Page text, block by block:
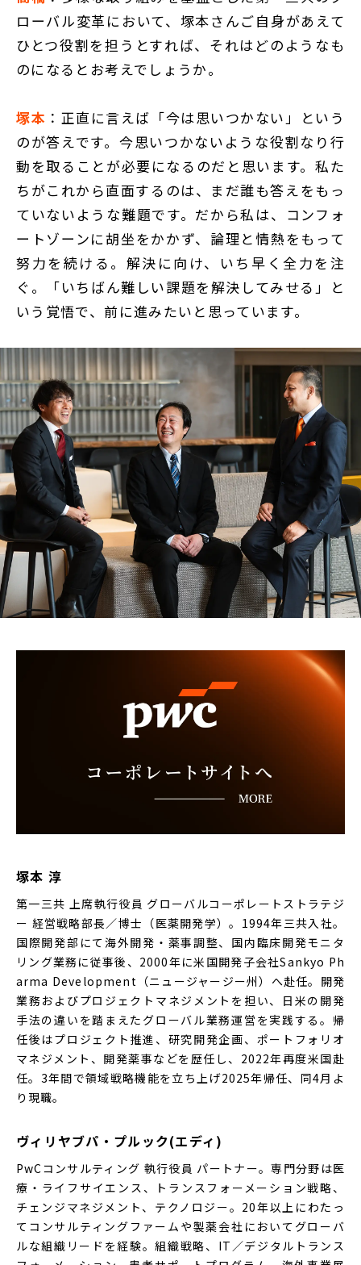
ローバル変革において、塚本さんご自身があえて
ひとつ役割を担うとすれば、それはどのようなも
のになるとお考えでしょうか。
塚本 ：正直に言えば「今は思いつかない」という
のが答えです。今思いつかないような役割なり行
動を取ることが必要になるのだと思います。私た
ちがこれから直面するのは、まだ誰も答えをもっ
ていないような難題です。だから私は、コンフォ
ートゾーンに胡坐をかかず、論理と情熱をもって
努力を続ける。解決に向け、いち早く全力を注
ぐ。「いちばん難しい課題を解決してみせる」と
いう覚悟で、前に進みたいと思っています。
塚本 淳
第一三共 上席執行役員 グローバルコーポレートストラテジ
ー 経営戦略部長／博士（医薬開発学）。1994年三共入社。
国際開発部にて海外開発・薬事調整、国内臨床開発モニタ
リング業務に従事後、2000年に米国開発子会社Sankyo Ph
arma Development（ニュージャージー州）へ赴任。開発
業務およびプロジェクトマネジメントを担い、日米の開発
手法の違いを踏まえたグローバル業務運営を実践する。帰
任後はプロジェクト推進、研究開発企画、ポートフォリオ
マネジメント、開発薬事などを歴任し、2022年再度米国赴
任。3年間で領域戦略機能を立ち上げ2025年帰任、同4月よ
り現職。
ヴィリヤブパ・プルック(エディ)
PwCコンサルティング 執行役員 パートナー。専門分野は医
療・ライフサイエンス、トランスフォーメーション戦略、
チェンジマネジメント、テクノロジー。20年以上にわたっ
てコンサルティングファームや製薬会社においてグローバ
ルな組織リードを経験。組織戦略、IT／デジタルトランス